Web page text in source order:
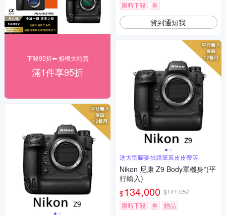
下殺95折⬅︎ 相機大特賣
滿1件享95折
限時下殺
券
貨到通知我
送大型腳架拭鏡筆真皮皮帶等
Nikon 尼康 Z9 Body單機身*(平
行輸入)
$134,000 $141,052
限時下殺
券 贈品